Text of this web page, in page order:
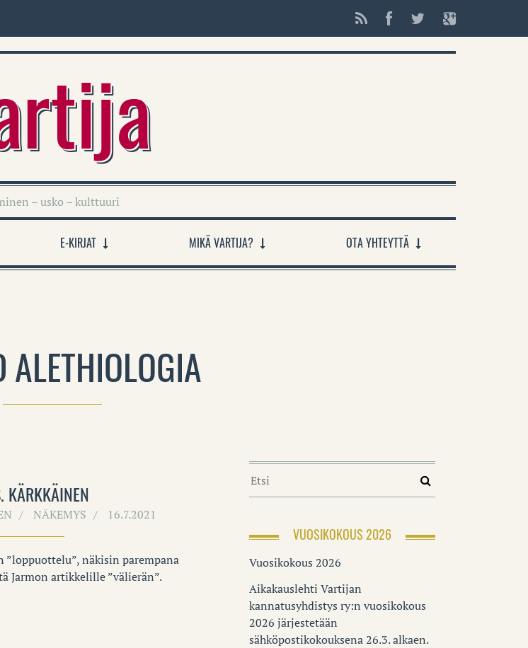
– usko – kulttuuri
E-KIRJAT MIKÄ VARTIJA? OTA YHTEYTTÄ
ALETHIOLOGIA
KÄRKKÄINEN
NÄKEMYS 16.7.2021
näkisin parempana
Jarmon artikkelille ”välierän”.
VUOSIKOKOUS 2026
Vuosikokous 2026
Aikakauslehti Vartijan
kannatusyhdistys ry:n vuosikokous
2026 järjestetään
sähköpostikokouksena 26.3. alkaen.